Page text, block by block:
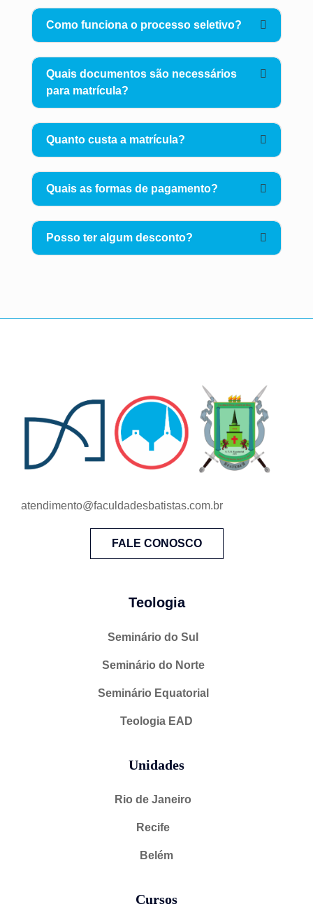
Como funciona o processo seletivo?
Quais documentos são necessários
para matrícula?
Quanto custa a matrícula?
Quais as formas de pagamento?
Posso ter algum desconto?
atendimento@faculdadesbatistas.com.br
FALE CONOSCO
Teologia
Seminário do Sul
Seminário do Norte
Seminário Equatorial
Teologia EAD
Unidades
Rio de Janeiro
Recife
Belém
Cursos